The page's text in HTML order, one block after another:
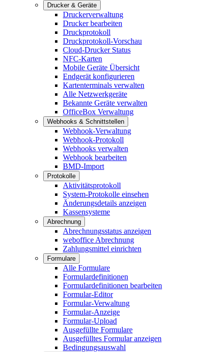
Drucker & Geräte
Druckerverwaltung
Drucker bearbeiten
Druckprotokoll
Druckprotokoll-Vorschau
Cloud-Drucker Status
NFC-Karten
Mobile Geräte Übersicht
Endgerät konfigurieren
Kartenterminals verwalten
Alle Netzwerkgeräte
Bekannte Geräte verwalten
OfficeBox Verwaltung
Webhooks & Schnittstellen
Webhook-Verwaltung
Webhook-Protokoll
Webhooks verwalten
Webhook bearbeiten
BMD-Import
Protokolle
Aktivitätsprotokoll
System-Protokolle einsehen
Änderungsdetails anzeigen
Kassensysteme
Abrechnung
Abrechnungsstatus anzeigen
weboffice Abrechnung
Zahlungsmittel einrichten
Formulare
Alle Formulare
Formulardefinitionen
Formulardefinitionen bearbeiten
Formular-Editor
Formular-Verwaltung
Formular-Anzeige
Formular-Upload
Ausgefüllte Formulare
Ausgefülltes Formular anzeigen
Bedingungsauswahl